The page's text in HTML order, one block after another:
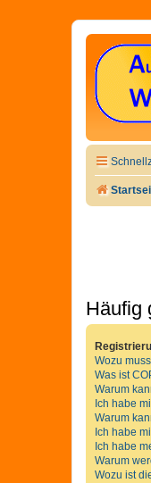
Häufig
Wozu
Was ist
Warum
Ich habe
Warum
Ich habe
Ich habe
Warum
Wozu ist